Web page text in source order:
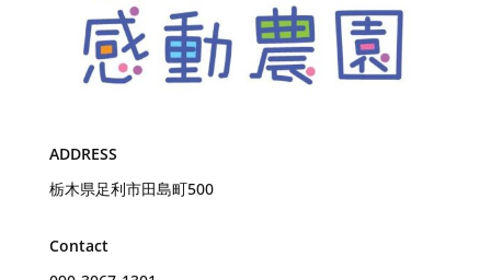
ADDRESS
栃木県足利市田島町500
Contact